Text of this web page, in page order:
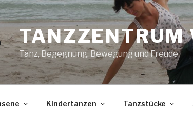
TANZZENTRUM
Tanz, Begegnung, Bewegung und Freude
Kindertanzen Tanzstücke